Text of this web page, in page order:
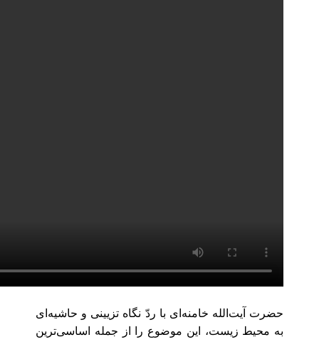
حضرت آیت‌‌الله خامنه‌ای با ردّ نگاه تزیینی و حاشیه‌ای
به محیط زیست، این موضوع را از جمله اساسی‌ترین